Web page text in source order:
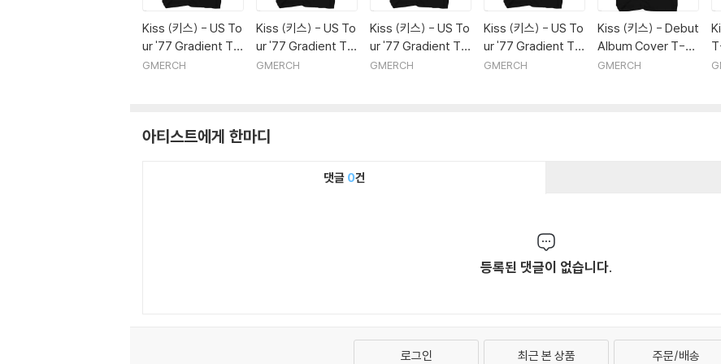
Kiss (키스) - US To
ur '77 Gradient T-
Shirt - Medium Bla
GMERCH
Kiss (키스) - US To
ur '77 Gradient T-
Shirt - Large Black
GMERCH
Kiss (키스) - US To
ur '77 Gradient T-
Shirt - Small Black
GMERCH
Kiss (키스) - US To
ur '77 Gradient T-
Shirt - XL Black
GMERCH
Kiss (키스) - Debut
Album Cover T-Sh
irt - Large Black
GMERCH
아티스트에게 한마디
댓글 0건
등록된 댓글이 없습니다.
로그인 최근 본 상품 주문/배송